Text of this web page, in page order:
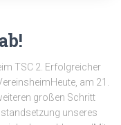
TSC 2. Erfolgreicher
am 21.
großen Schritt
unseres